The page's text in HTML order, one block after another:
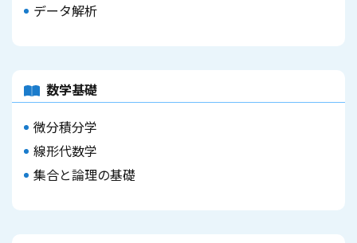
データ解析
数学基礎
微分積分学
線形代数学
集合と論理の基礎